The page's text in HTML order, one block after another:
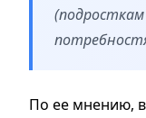
По ее мнению,